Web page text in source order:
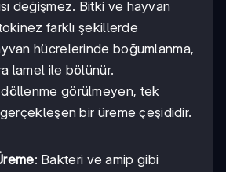
değişmez. Bitki ve hayvan
farklı şekillerde
hücrelerinde boğumlanma,
lamel ile bölünür.
görülmeyen, tek
gerçekleşen bir üreme çeşididir.
: Bakteri ve amip gibi